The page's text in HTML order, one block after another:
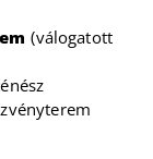
(válogatott